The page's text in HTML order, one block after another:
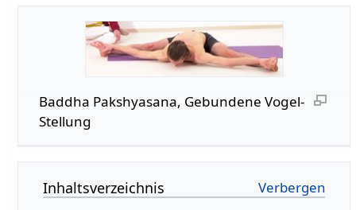
Baddha Pakshyasana, Gebundene Vogel-
Stellung
Inhaltsverzeichnis